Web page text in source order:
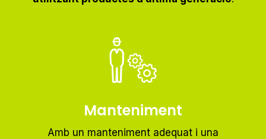
Manteniment
Amb un manteniment adequat i una